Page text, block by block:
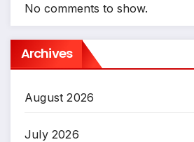
No comments to show.
Archives
August 2026
July 2026